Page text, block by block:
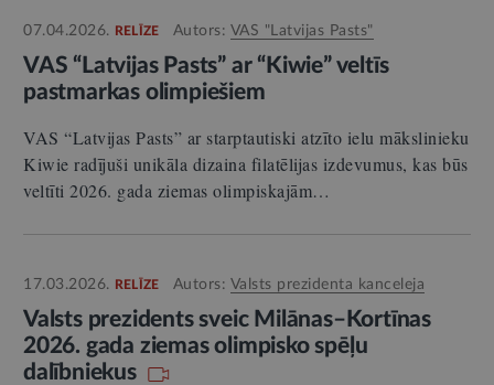
07.04.2026. RELĪZE Autors: VAS "Latvijas Pasts"
VAS “Latvijas Pasts” ar “Kiwie” veltīs
pastmarkas olimpiešiem
VAS “Latvijas Pasts” ar starptautiski atzīto ielu mākslinieku
Kiwie radījuši unikāla dizaina filatēlijas izdevumus, kas būs
veltīti 2026. gada ziemas olimpiskajām…
17.03.2026. RELĪZE Autors: Valsts prezidenta kanceleja
Valsts prezidents sveic Milānas–Kortīnas
2026. gada ziemas olimpisko spēļu
dalībniekus